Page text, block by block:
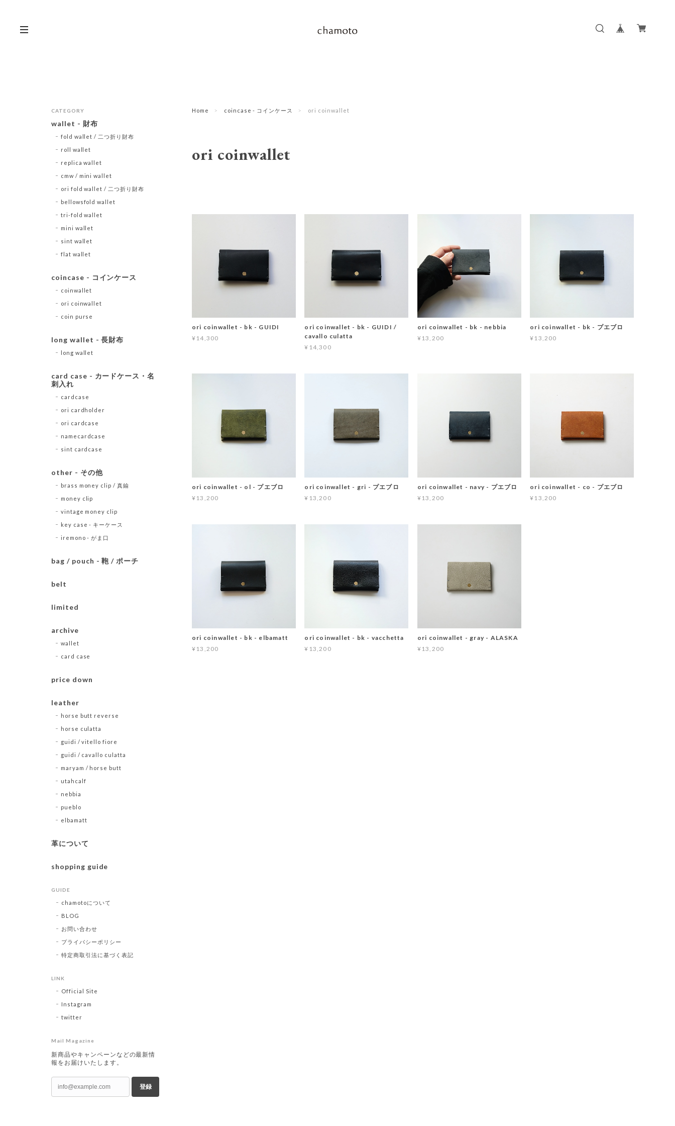
Home coincase - コインケース ori coinwallet
ori coinwallet
ori coinwallet - bk - GUIDI
¥14,300
ori coinwallet - bk - GUIDI /
cavallo culatta
¥14,300
ori coinwallet - bk - nebbia
¥13,200
ori coinwallet - bk - プエブロ
¥13,200
ori coinwallet - ol - プエブロ
¥13,200
ori coinwallet - gri - プエブロ
¥13,200
ori coinwallet - navy - プエブロ
¥13,200
ori coinwallet - co - プエブロ
¥13,200
ori coinwallet - bk - elbamatt
¥13,200
ori coinwallet - bk - vacchetta
¥13,200
ori coinwallet - gray - ALASKA
¥13,200
CATEGORY
wallet - 財布
fold wallet / 二つ折り財布
roll wallet
replica wallet
cmw / mini wallet
ori fold wallet / 二つ折り財布
bellowsfold wallet
tri-fold wallet
mini wallet
sint wallet
flat wallet
coincase - コインケース
coinwallet
ori coinwallet
coin purse
long wallet - 長財布
long wallet
card case - カードケース・名
刺入れ
cardcase
ori cardholder
ori cardcase
namecardcase
sint cardcase
other - その他
brass money clip / 真鍮
money clip
vintage money clip
key case - キーケース
iremono - がま口
bag / pouch - 鞄 / ポーチ
belt
limited
archive
wallet
card case
price down
leather
horse butt reverse
horse culatta
guidi / vitello fiore
guidi / cavallo culatta
maryam / horse butt
utahcalf
nebbia
pueblo
elbamatt
革について
shopping guide
GUIDE
chamotoについて
BLOG
お問い合わせ
プライバシーポリシー
特定商取引法に基づく表記
LINK
Official Site
Instagram
twitter
Mail Magazine
新商品やキャンペーンなどの最新情
報をお届けいたします。
登録